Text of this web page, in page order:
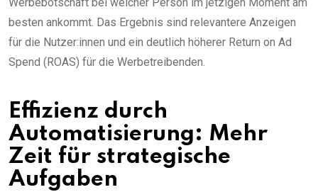
besten ankommt. Das Ergebnis sind relevantere Anzeigen
für die Nutzer:innen und ein deutlich höherer Return on Ad
Spend (ROAS) für die Werbetreibenden.
Effizienz durch
Automatisierung: Mehr
Zeit für strategische
Aufgaben